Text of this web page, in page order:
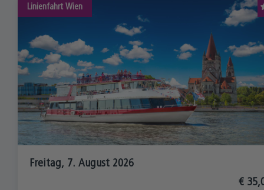
Linienfahrt Wien
Freitag, 7. August 2026
€